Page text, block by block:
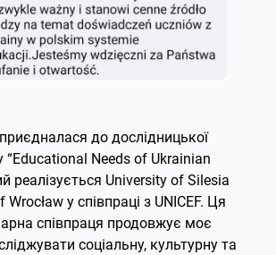
до дослідницької
“Educational Needs of Ukrainian
реалізується University of Silesia
у співпраці з UNICEF. Ця
співпраця продовжує моє
соціальну, культурну та